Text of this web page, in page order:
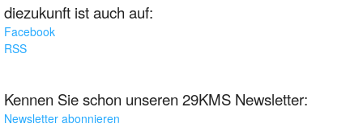
diezukunft ist auch auf:
Facebook
RSS
Kennen Sie schon unseren 29KMS Newsletter:
Newsletter abonnieren